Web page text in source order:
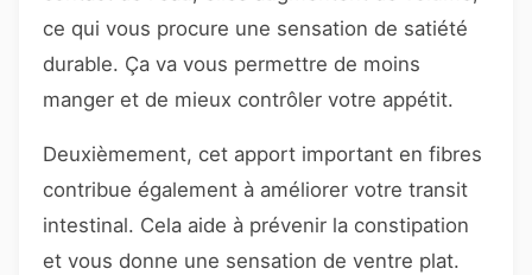
ce qui vous procure une sensation de satiété
durable. Ça va vous permettre de moins
manger et de mieux contrôler votre appétit.
Deuxièmement, cet apport important en fibres
contribue également à améliorer votre transit
intestinal. Cela aide à prévenir la constipation
et vous donne une sensation de ventre plat.